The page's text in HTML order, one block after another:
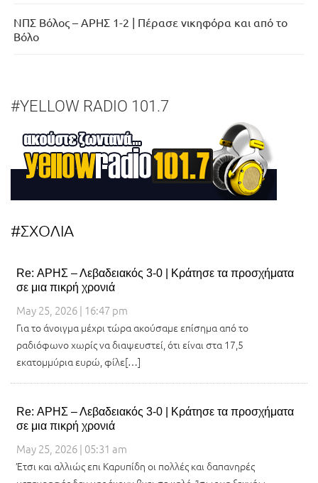
ΝΠΣ Βόλος – ΑΡΗΣ 1-2 | Πέρασε νικηφόρα και από το
Βόλο
#YELLOW RADIO 101.7
#ΣΧΟΛΙΑ
Re: ΑΡΗΣ – Λεβαδειακός 3-0 | Κράτησε τα προσχήματα
σε μια πικρή χρονιά
May 25, 2026 | 16:47 pm
Για το άνοιγμα μέχρι τώρα ακούσαμε επίσημα από το
ραδιόφωνο χωρίς να διαψευστεί, ότι είναι στα 17,5
εκατομμύρια ευρώ, φίλε[…]
Re: ΑΡΗΣ – Λεβαδειακός 3-0 | Κράτησε τα προσχήματα
σε μια πικρή χρονιά
May 25, 2026 | 05:31 am
Έτσι και αλλιώς επι Καρυπίδη οι πολλές και δαπανηρές